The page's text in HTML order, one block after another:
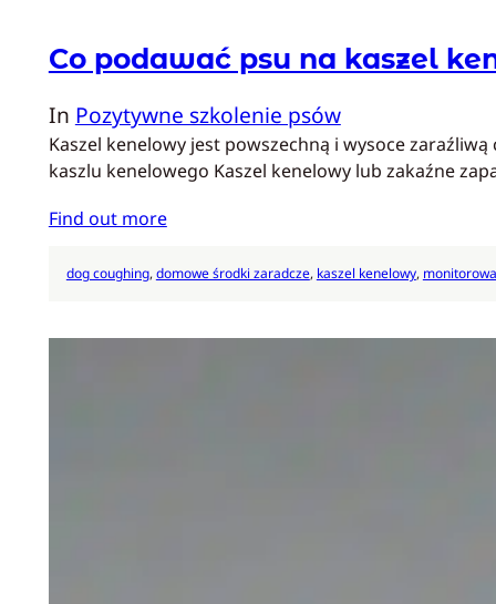
Co podawać psu na kaszel
In Pozytywne szkolenie psów
Kaszel kenelowy jest powszechną i wysoce
kaszlu kenelowego Kaszel kenelowy lub zakaźne
Find out more
dog coughing, domowe środki zaradcze, kaszel kenelowy,